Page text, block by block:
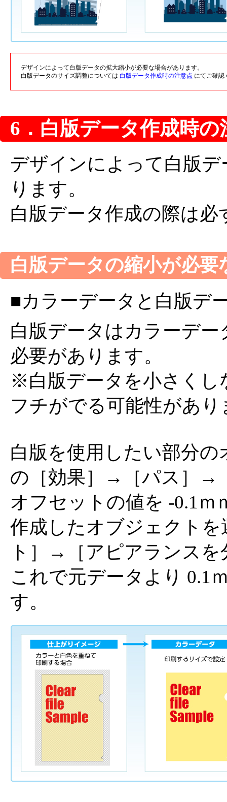
デザインによって白版データの拡大縮小が必要な場合があります。
白版データのサイズ調整については 白版データ作成時の注意点 にてご確認
6．白版データ作成時の
デザインによって白版
ります。
白版データ作成の際は必
白版データの縮小が必要
■カラーデータと白版デ
白版データはカラーデー
必要があります。
※白版データを小さくし
フチがでる可能性があり
白版を使用したい部分
の［効果］→［パス］→
オフセットの値を -0.1ｍ
作成したオブジェクト
ト］→［アピアランスを
これで元データより 0.1
す。